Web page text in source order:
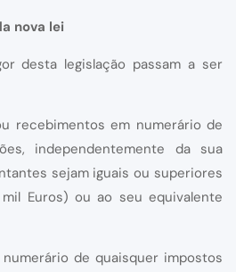
nova lei
desta legislação passam a ser
recebimentos em numerário de
independentemente da sua
sejam iguais ou superiores
Euros) ou ao seu equivalente
numerário de quaisquer impostos